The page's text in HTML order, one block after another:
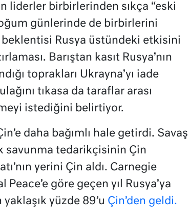
liderler birbirlerinden sıkça “eski
günlerinde de birbirlerini
beklentisi Rusya üstündeki etkisini
Barıştan kasıt Rusya’nın
toprakları Ukrayna’yı iade
tıkasa da taraflar arası
istediğini belirtiyor.
daha bağımlı hale getirdi. Savaş
savunma tedarikçisinin Çin
yerini Çin aldı. Carnegie
göre geçen yıl Rusya’ya
yüzde 89’u Çin’den geldi.